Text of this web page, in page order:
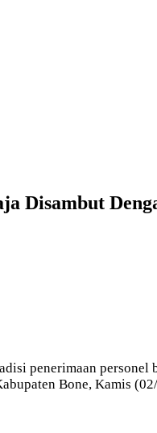
Disambut
penerimaan
Bone, Kamis